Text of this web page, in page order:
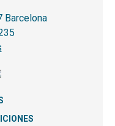
Barcelona